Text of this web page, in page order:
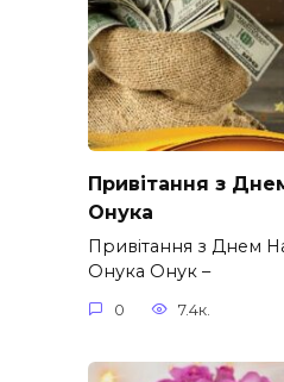
Привітання з
Онука
Привітання з Днем
Онука Онук –
0 7.4к.